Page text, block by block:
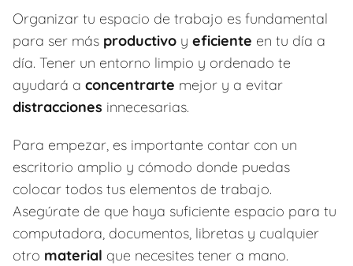
Organizar tu espacio de trabajo es fundamental
para ser más productivo y eficiente en tu día a
día. Tener un entorno limpio y ordenado te
ayudará a concentrarte mejor y a evitar
distracciones innecesarias.
Para empezar, es importante contar con un
escritorio amplio y cómodo donde puedas
colocar todos tus elementos de trabajo.
Asegúrate de que haya suficiente espacio para tu
computadora, documentos, libretas y cualquier
otro material que necesites tener a mano.